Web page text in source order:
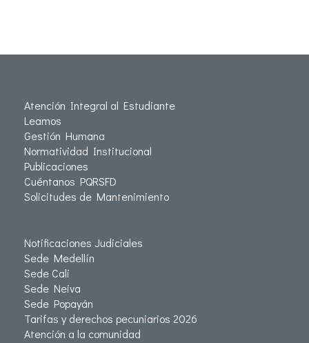
Atención Integral al Estudiante
Leamos
Gestión Humana
Normatividad Institucional
Publicaciones
Cuéntanos PQRSFD
Solicitudes de Mantenimiento
Notificaciones Judiciales
Sede Medellín
Sede Cali
Sede Neiva
Sede Popayán
Tarifas y derechos pecuniarios 2026
Atención a la comunidad